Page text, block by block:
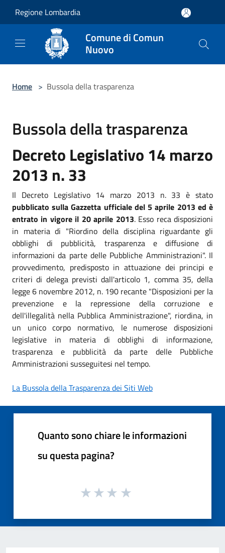
Regione Lombardia
Comune di Comun
Nuovo
Home > Bussola della trasparenza
Bussola della trasparenza
Decreto Legislativo 14 marzo
2013 n. 33
Il Decreto Legislativo 14 marzo 2013 n. 33 è stato
pubblicato sulla Gazzetta ufficiale del 5 aprile 2013 ed è
entrato in vigore il 20 aprile 2013. Esso reca disposizioni
in materia di "Riordino della disciplina riguardante gli
obblighi di pubblicità, trasparenza e diffusione di
informazioni da parte delle Pubbliche Amministrazioni". Il
provvedimento, predisposto in attuazione dei principi e
criteri di delega previsti dall'articolo 1, comma 35, della
legge 6 novembre 2012, n. 190 recante "Disposizioni per la
prevenzione e la repressione della corruzione e
dell'illegalità nella Pubblica Amministrazione", riordina, in
un unico corpo normativo, le numerose disposizioni
legislative in materia di obblighi di informazione,
trasparenza e pubblicità da parte delle Pubbliche
Amministrazioni susseguitesi nel tempo.
La Bussola della Trasparenza dei Siti Web
Quanto sono chiare le informazioni
su questa pagina?